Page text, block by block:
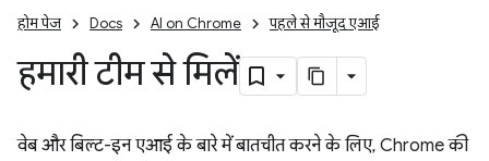
होम पेज Docs AI on Chrome पहले से मौजूद एआई
हमारी टीम से मिलें
वेब और बिल्ट-इन एआई के बारे में बातचीत करने के लिए, Chrome की